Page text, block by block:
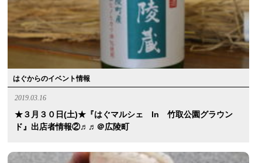
はぐからのイベント情報
2019.03.16
★３月３０日(土)★『はぐマルシェ In 竹取公園グラウン
ド』出店者情報②♬♬＠広陵町